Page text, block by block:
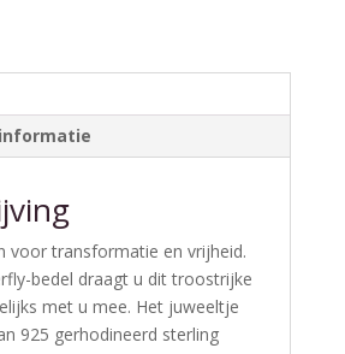
voor transformatie en vrijheid.
bedel draagt u dit troostrijke
met u mee. Het juweeltje
925 gerhodineerd sterling